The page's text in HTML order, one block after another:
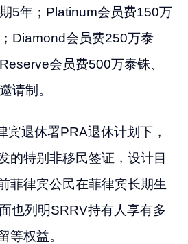
5年；Platinum会员费150万
Diamond会员费250万泰
会员费500万泰铢、
请制。
宾退休署PRA退休计划下，
的特别非移民签证，设计目
菲律宾公民在菲律宾长期生
也列明SRRV持有人享有多
等权益。